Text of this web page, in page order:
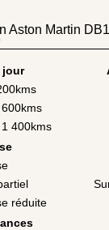
Aston Martin
jour
400kms
réduite